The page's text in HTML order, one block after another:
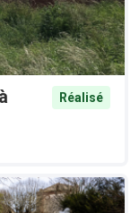
Réalisé